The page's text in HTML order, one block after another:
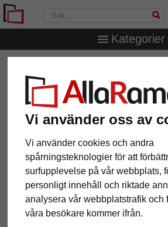
Vi använder oss av
Vi använder cookies och andra
spårningsteknologier för att
surfupplevelse på vår webbplats,
personligt innehåll och riktade
analysera vår webbplatstrafik och
våra besökare kommer ifrån.
Kategorier
bilder på akryl, Dibond aluminiumskiva
Skuggram för
Dibond
skumskiva